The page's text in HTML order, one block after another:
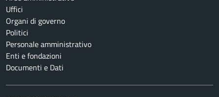
Uffici
Organi di governo
Politici
Personale amministrativo
Enti e fondazioni
Documenti e Dati